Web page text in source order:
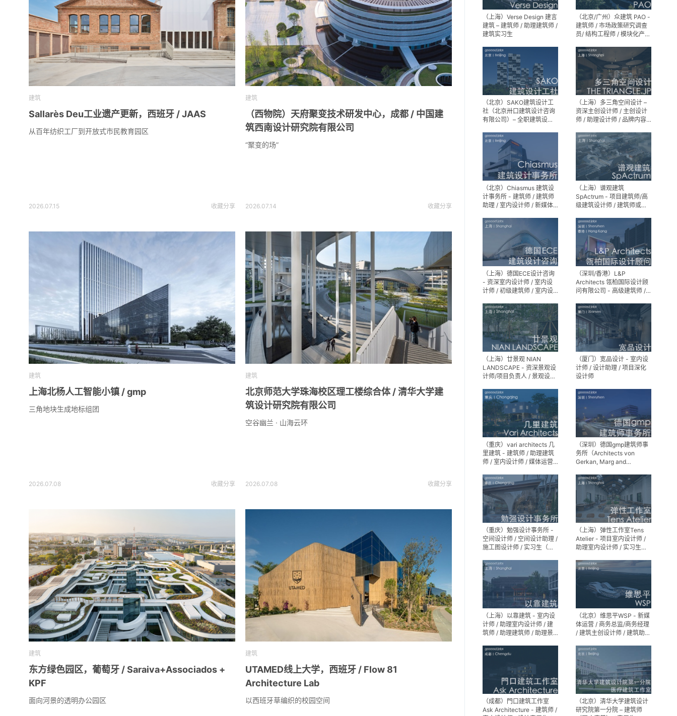
建筑
Sallarès Deu工业遗产更新，西班牙 / JAAS
从百年纺织工厂到开放式市民教育园区
2026.07.15 收藏分享
建筑
（西物院）天府聚变技术研发中心，成都 / 中国建
筑西南设计研究院有限公司
“聚变的场”
2026.07.14 收藏分享
建筑
上海北杨人工智能小镇 / gmp
三角地块生成地标组团
2026.07.08 收藏分享
建筑
北京师范大学珠海校区理工楼综合体 / 清华大学建
筑设计研究院有限公司
空谷幽兰 · 山海云环
2026.07.08 收藏分享
建筑
东方绿色园区，葡萄牙 / Saraiva+Associados +
KPF
面向河景的透明办公园区
建筑
UTAMED线上大学，西班牙 / Flow 81
Architecture Lab
以西班牙草编织的校园空间
（上海）Verse Design 建言
建筑 – 建筑师 / 助理建筑师 /
建筑实习生
（北京/广州）众建筑 PAO -
建筑师 / 市场政策研究调查
员/ 结构工程师 / 模块化产品
师 / 机电工程师 / 实习生
（北京）SAKO建筑设计工
社（北京卅口建筑设计咨询
有限公司）– 全职建筑设计
（上海）多三角空间设计 –
资深主创设计师 / 主创设计
师 / 助理设计师 / 品牌内容
（北京）Chiasmus 建筑设
计事务所 - 建筑师 / 建筑师
助理 / 室内设计师 / 新媒体
（上海）谱观建筑
SpActrum - 项目建筑师/高
级建筑设计师 / 建筑师或助
媒体助理 / 实习生（建筑设
计/媒体，长期有效）
（上海）德国ECE设计咨询
- 资深室内设计师 / 室内设
计师 / 初级建筑师 / 室内设
习生
（深圳/香港）L&P
Architects 瓴柏国际设计顾
问有限公司 - 高级建筑师 /
精装设计师
（上海）廿景观 NIAN
LANDSCAPE - 资深景观设
计师/项目负责人 / 景观设计
（厦门）宽品设计 - 室内设
计师 / 设计助理 / 项目深化
设计师
（重庆）vari architects 几
里建筑 - 建筑师 / 助理建筑
师 / 室内设计师 / 媒体运营
（深圳）德国gmp建筑师事
务所（Architects von
Gerkan, Marg and
（重庆）勉强设计事务所 -
空间设计师 / 空间设计助理 /
施工图设计师 / 实习生（长
（上海）弹性工作室Tens
Atelier - 项目室内设计师 /
助理室内设计师 / 实习生
（上海）以靠建筑 - 室内设
计师 / 助理室内设计师 / 建
筑师 / 助理建筑师 / 助理景
（北京）维思平WSP - 新媒
体运营 / 商务总监/商务经理
/ 建筑主创设计师 / 建筑助理
（成都）門口建筑工作室
Ask Architecture - 建筑师 /
（北京）清华大学建筑设计
研究院第一分院 – 建筑师